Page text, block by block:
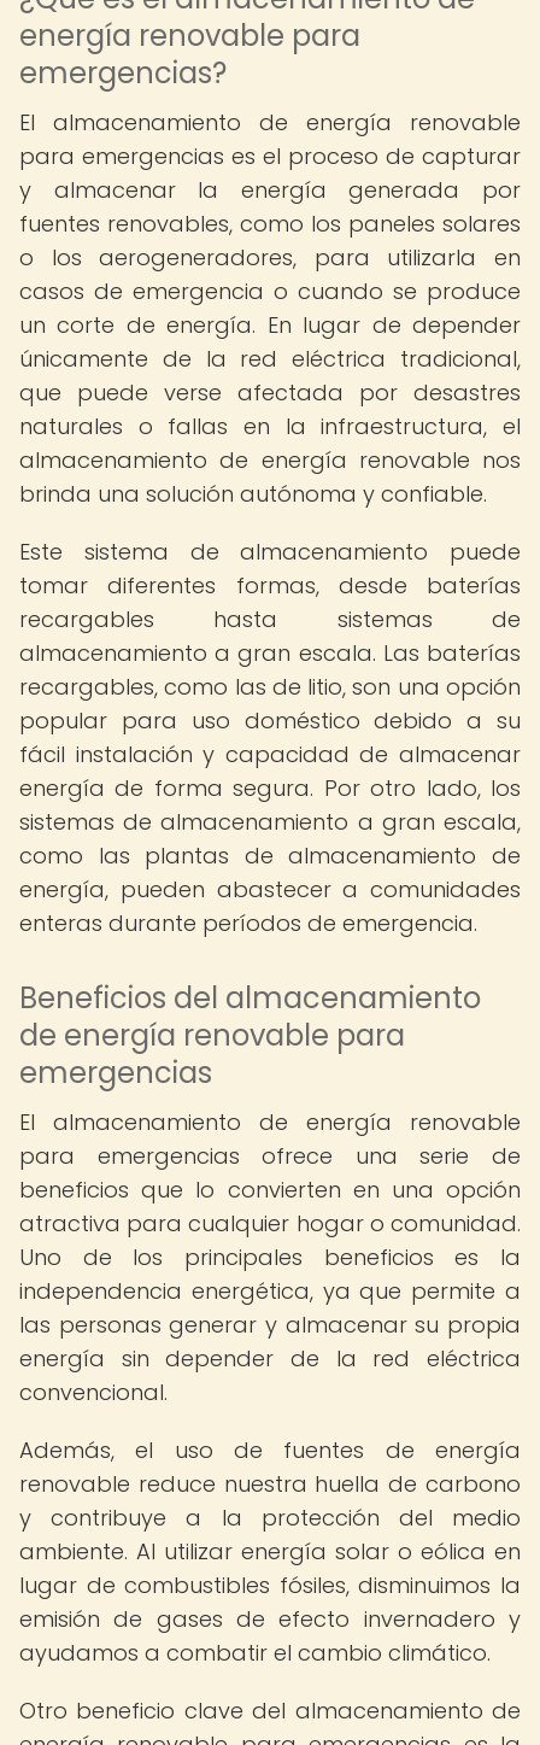
energía renovable para
emergencias?
El almacenamiento de energía renovable
para emergencias es el proceso de capturar
y almacenar la energía generada por
fuentes renovables, como los paneles solares
o los aerogeneradores, para utilizarla en
casos de emergencia o cuando se produce
un corte de energía. En lugar de depender
únicamente de la red eléctrica tradicional,
que puede verse afectada por desastres
naturales o fallas en la infraestructura, el
almacenamiento de energía renovable nos
brinda una solución autónoma y confiable.
Este sistema de almacenamiento puede
tomar diferentes formas, desde baterías
recargables hasta sistemas de
almacenamiento a gran escala. Las baterías
recargables, como las de litio, son una opción
popular para uso doméstico debido a su
fácil instalación y capacidad de almacenar
energía de forma segura. Por otro lado, los
sistemas de almacenamiento a gran escala,
como las plantas de almacenamiento de
energía, pueden abastecer a comunidades
enteras durante períodos de emergencia.
Beneficios del almacenamiento
de energía renovable para
emergencias
El almacenamiento de energía renovable
para emergencias ofrece una serie de
beneficios que lo convierten en una opción
atractiva para cualquier hogar o comunidad.
Uno de los principales beneficios es la
independencia energética, ya que permite a
las personas generar y almacenar su propia
energía sin depender de la red eléctrica
convencional.
Además, el uso de fuentes de energía
renovable reduce nuestra huella de carbono
y contribuye a la protección del medio
ambiente. Al utilizar energía solar o eólica en
lugar de combustibles fósiles, disminuimos la
emisión de gases de efecto invernadero y
ayudamos a combatir el cambio climático.
Otro beneficio clave del almacenamiento de